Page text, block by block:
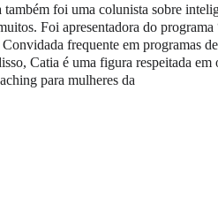
foi uma colunista sobre
Foi apresentadora do
frequente em programas
Catia é uma figura respeitada em
para mulheres da